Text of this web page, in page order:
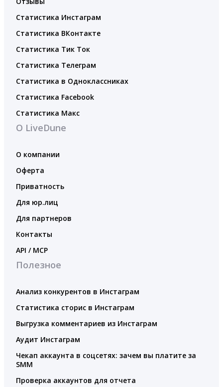
Статистика Инстаграм
Статистика ВКонтакте
Статистика Тик Ток
Статистика Телеграм
Статистика в Одноклассниках
Статистика Facebook
Статистика Макс
О LiveDune
О компании
Оферта
Приватность
Для юр.лиц
Для партнеров
Контакты
API / MCP
Полезное
Анализ конкурентов в Инстаграм
Статистика сторис в Инстаграм
Выгрузка комментариев из Инстаграм
Аудит Инстаграм
Чекап аккаунта в соцсетях: зачем вы платите за
SMM
Проверка аккаунтов для отчета